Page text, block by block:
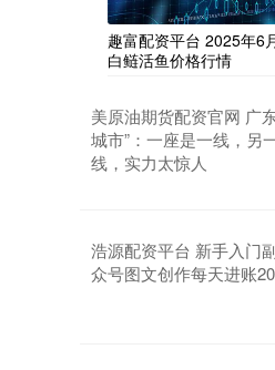
趣富配资平台 2025年6
白鲢活鱼价格行情
美原油期货配资官网 广
城市”：一座是一线，另
线，实力太惊人
浩源配资平台 新手入门
众号图文创作每天进账